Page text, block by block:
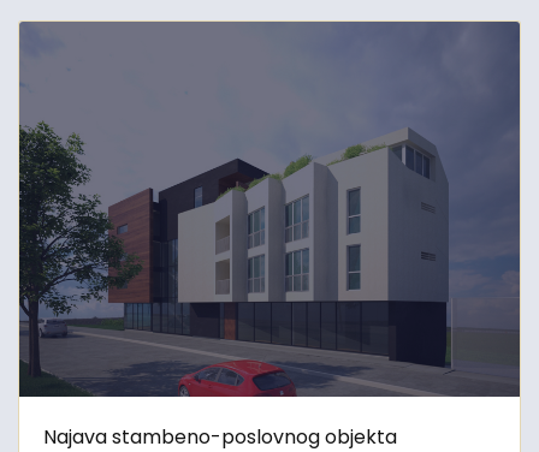
Najava stambeno-poslovnog objekta